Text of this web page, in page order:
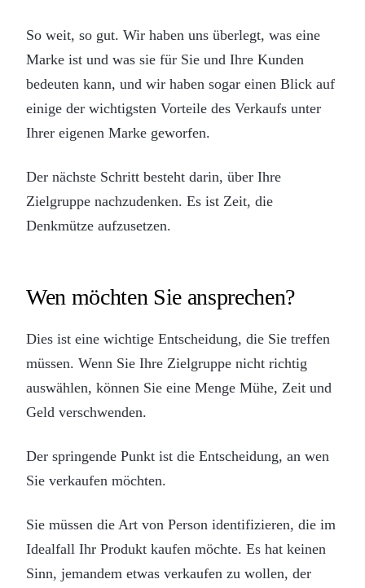
So weit, so gut. Wir haben uns überlegt, was eine
Marke ist und was sie für Sie und Ihre Kunden
bedeuten kann, und wir haben sogar einen Blick auf
einige der wichtigsten Vorteile des Verkaufs unter
Ihrer eigenen Marke geworfen.
Der nächste Schritt besteht darin, über Ihre
Zielgruppe nachzudenken. Es ist Zeit, die
Denkmütze aufzusetzen.
Wen möchten Sie ansprechen?
Dies ist eine wichtige Entscheidung, die Sie treffen
müssen. Wenn Sie Ihre Zielgruppe nicht richtig
auswählen, können Sie eine Menge Mühe, Zeit und
Geld verschwenden.
Der springende Punkt ist die Entscheidung, an wen
Sie verkaufen möchten.
Sie müssen die Art von Person identifizieren, die im
Idealfall Ihr Produkt kaufen möchte. Es hat keinen
Sinn, jemandem etwas verkaufen zu wollen, der